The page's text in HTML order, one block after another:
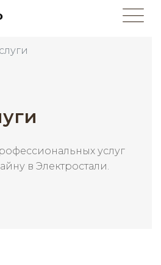
услуг
в Электростали.